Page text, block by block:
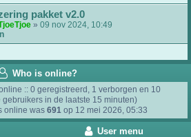
pakket v2.0
» 09 nov 2024, 10:49
Who is online?
:: 0 geregistreerd, 1 verborgen en 10
in de laatste 15 minuten)
online was 691 op 12 mei 2026, 05:33
User menu